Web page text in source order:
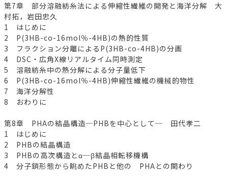
第7章 部分溶融紡糸法による伸縮性繊維の開発と海洋分解 大
村拓，岩田忠久
1 はじめに
2 P(3HB-co-16mol％-4HB)の熱的性質
3 フラクション分離によるP(3HB-co-4HB)の分画
4 DSC・広角X線リアルタイム同時測定
5 溶融紡糸中の熱分解による分子量低下
6 P(3HB-co-16mol％-4HB)伸縮性繊維の機械的物性
7 海洋分解性
8 おわりに
第8章 PHAの結晶構造─PHBを中心として─ 田代孝二
1 はじめに
2 PHBの結晶構造
3 PHBの高次構造とα─β結晶相転移機構
4 分子鎖形態から眺めたPHBと他の PHAとの関わり